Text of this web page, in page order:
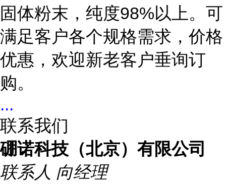
固体粉末，纯度98%以上。可
满足客户各个规格需求，价格
优惠，欢迎新老客户垂询订
购。
...
联系我们
硼诺科技（北京）有限公司
联系人 向经理